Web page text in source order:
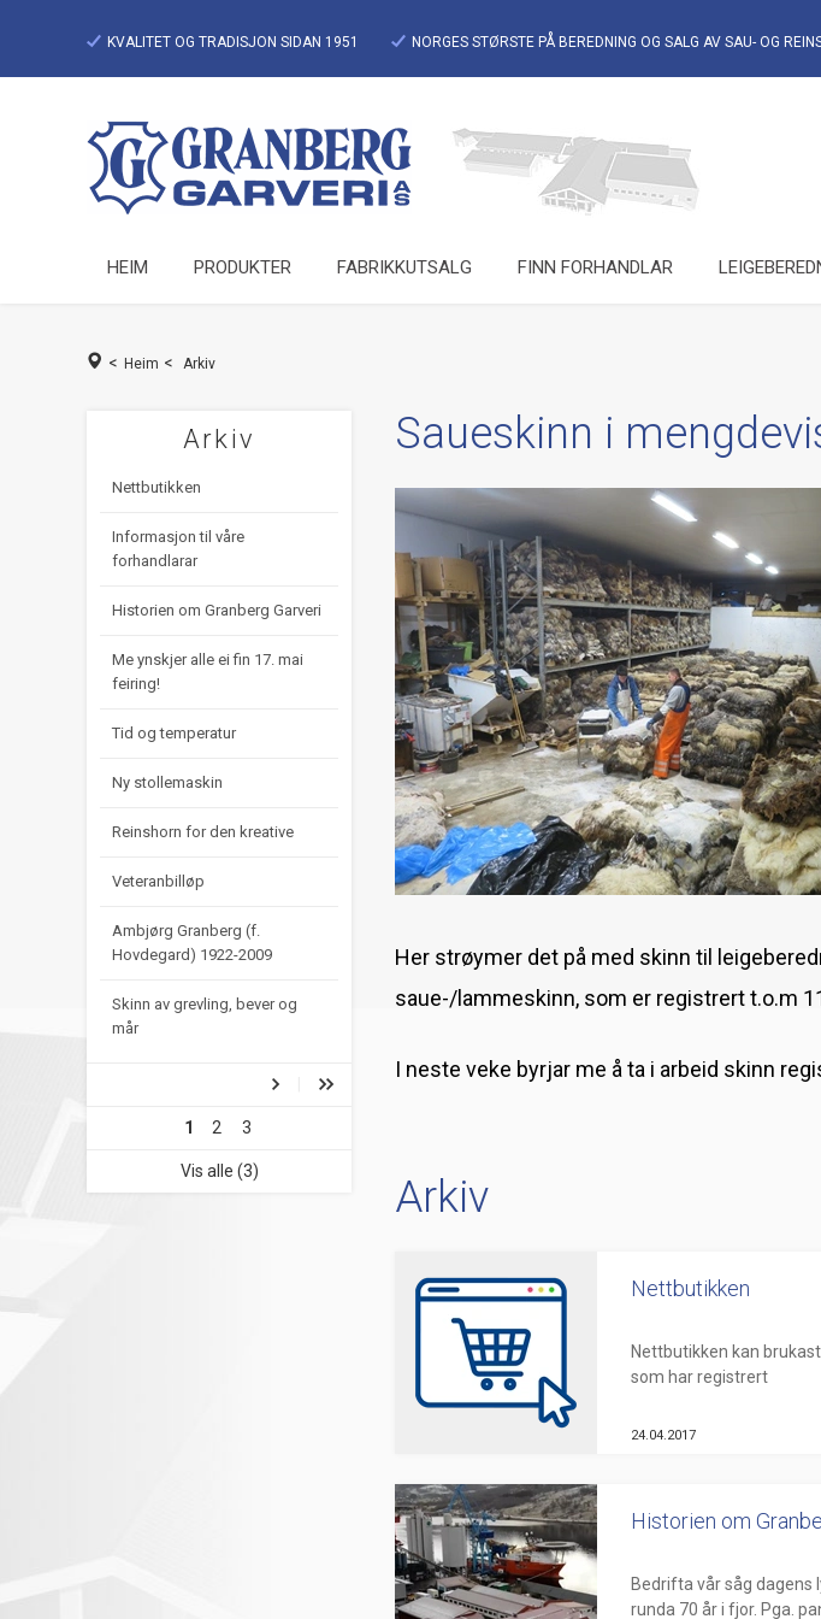
KVALITET OG TRADISJON SIDAN 1951 NORGES STØRSTE PÅ BEREDNING OG SALG AV SAU- OG
HEIM PRODUKTER FABRIKKUTSALG FINN FORHANDLAR
< Heim < Arkiv
Arkiv
Nettbutikken
Informasjon til våre
forhandlarar
Historien om Granberg Garveri
Me ynskjer alle ei fin 17. mai
feiring!
Tid og temperatur
Ny stollemaskin
Reinshorn for den kreative
Veteranbilløp
Ambjørg Granberg (f.
Hovdegard) 1922-2009
Skinn av grevling, bever og
mår
1 2 3
Vis alle (3)
Saueskinn i
Her strøymer det på med skinn til
saue-/lammeskinn, som er registrert t.o.m
I neste veke byrjar me å ta i arbeid skinn
Arkiv
Nettbutikken
Nettbutikken kan
som har registrert
Enhetsregisteret
. For å
24.04.2017
Historien om
Bedrifta vår såg dagens
runda 70 år i fjor. Pga.